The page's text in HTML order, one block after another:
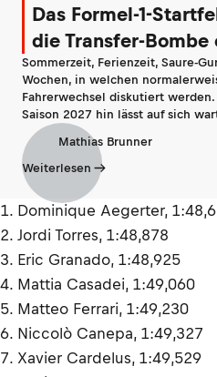
Das Formel-1-
die Transfer-Bombe
Sommerzeit, Ferienzeit, Saure-
Wochen, in welchen
Fahrerwechsel diskutiert
Saison 2027 hin lässt auf sich
Mathias Brunner
Weiterlesen
1. Dominique Aegerter,
2. Jordi Torres, 1:48,878
3. Eric Granado, 1:48,925
4. Mattia Casadei, 1:49,060
5. Matteo Ferrari, 1:49,230
6. Niccolò Canepa, 1:49,327
7. Xavier Cardelus, 1:49,529